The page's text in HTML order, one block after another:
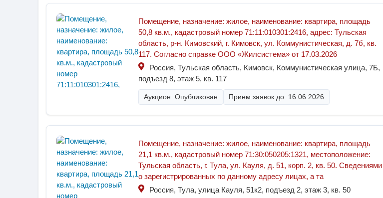
Помещение, назначение: жилое, наименование: квартира, площадь
50,8 кв.м., кадастровый номер 71:11:010301:2416, адрес: Тульская
область, р-н. Кимовский, г. Кимовск, ул. Коммунистическая, д. 7б, кв.
117. Согласно справке ООО «Жилсистема» от 17.03.2026
Россия, Тульская область, Кимовск, Коммунистическая улица, 7Б,
подъезд 8, этаж 5, кв. 117
Аукцион: Опубликован Прием заявок до: 16.06.2026
Помещение, назначение: жилое, наименование: квартира, площадь
21,1 кв.м., кадастровый номер 71:30:050205:1321, местоположение:
Тульская область, г. Тула, ул. Кауля, д. 51, корп. 2, кв. 50. Сведениями
о зарегистрированных по данному адресу лицах, а та
Россия, Тула, улица Кауля, 51к2, подъезд 2, этаж 3, кв. 50